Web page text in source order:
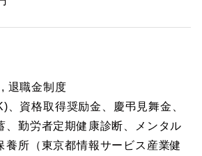
退職金制度
、資格取得奨励金、慶弔見舞金、
、勤労者定期健康診断、メンタル
養所（東京都情報サービス産業健